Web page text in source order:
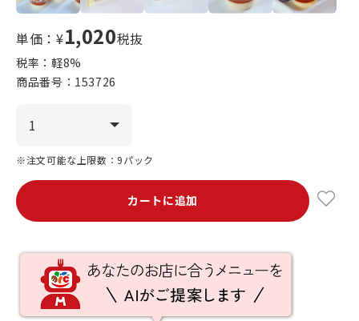
単価：¥1,020税抜
税率：軽8%
商品番号： 153726
※注文可能な上限数：9パック
カートに追加